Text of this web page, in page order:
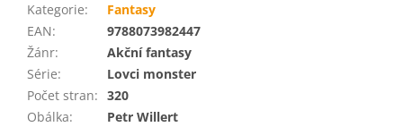
Kategorie:
Fantasy
EAN:
9788073982447
Žánr:
Akční fantasy
Série:
Lovci monster
Počet stran: 320
Obálka:
Petr Willert